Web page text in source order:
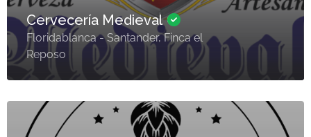
Cervecería Medieval
Floridablanca - Santander, Finca el
Reposo